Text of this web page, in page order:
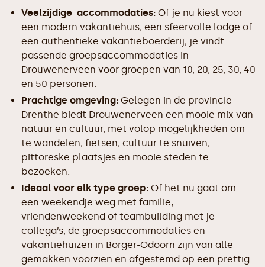
Veelzijdige accommodaties: Of je nu kiest voor
een modern vakantiehuis, een sfeervolle lodge of
een authentieke vakantieboerderij, je vindt
passende groepsaccommodaties in
Drouwenerveen voor groepen van 10, 20, 25, 30, 40
en 50 personen.
Prachtige omgeving: Gelegen in de provincie
Drenthe biedt Drouwenerveen een mooie mix van
natuur en cultuur, met volop mogelijkheden om
te wandelen, fietsen, cultuur te snuiven,
pittoreske plaatsjes en mooie steden te
bezoeken.
Ideaal voor elk type groep: Of het nu gaat om
een weekendje weg met familie,
vriendenweekend of teambuilding met je
collega’s, de groepsaccommodaties en
vakantiehuizen in Borger-Odoorn zijn van alle
gemakken voorzien en afgestemd op een prettig